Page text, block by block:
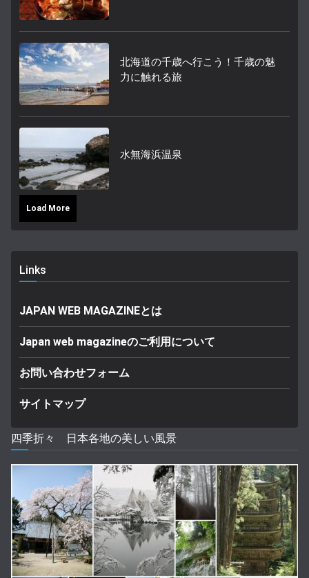
北海道の千歳へ行こう！千歳の魅
力に触れる旅
水無海浜温泉
Load More
Links
JAPAN WEB MAGAZINEとは
Japan web magazineのご利用について
お問い合わせフォーム
サイトマップ
四季折々 日本各地の美しい風景